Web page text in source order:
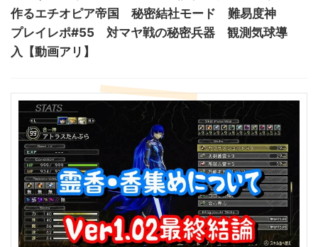
作るエチオピア帝国 秘密結社モード 難易度神
プレイレポ#55 対マヤ戦の秘密兵器 観測気球導
入【動画アリ】